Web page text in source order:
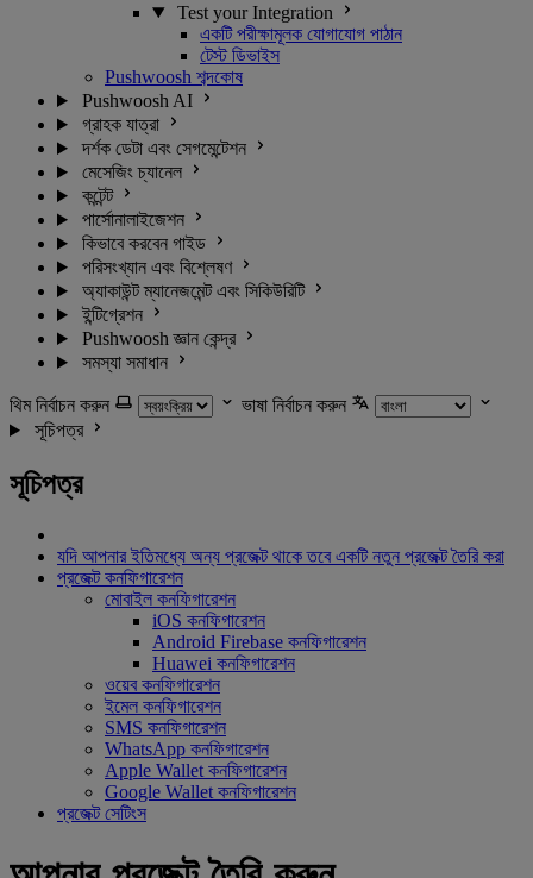
Test your Integration
একটি পরীক্ষামূলক যোগাযোগ পাঠান
টেস্ট ডিভাইস
Pushwoosh শব্দকোষ
Pushwoosh AI
গ্রাহক যাত্রা
দর্শক ডেটা এবং সেগমেন্টেশন
মেসেজিং চ্যানেল
কন্টেন্ট
পার্সোনালাইজেশন
কিভাবে করবেন গাইড
পরিসংখ্যান এবং বিশ্লেষণ
অ্যাকাউন্ট ম্যানেজমেন্ট এবং সিকিউরিটি
ইন্টিগ্রেশন
Pushwoosh জ্ঞান কেন্দ্র
সমস্যা সমাধান
থিম নির্বাচন করুন
ভাষা নির্বাচন করুন
সূচিপত্র
সূচিপত্র
যদি আপনার ইতিমধ্যে অন্য প্রজেক্ট থাকে তবে একটি নতুন প্রজেক্ট তৈরি করা
প্রজেক্ট কনফিগারেশন
মোবাইল কনফিগারেশন
iOS কনফিগারেশন
Android Firebase কনফিগারেশন
Huawei কনফিগারেশন
ওয়েব কনফিগারেশন
ইমেল কনফিগারেশন
SMS কনফিগারেশন
WhatsApp কনফিগারেশন
Apple Wallet কনফিগারেশন
Google Wallet কনফিগারেশন
প্রজেক্ট সেটিংস